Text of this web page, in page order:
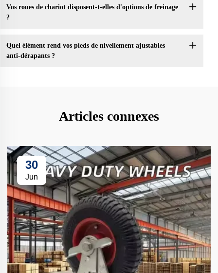
Vos roues de chariot disposent-t-elles d'options de freinage
?
Quel élément rend vos pieds de nivellement ajustables
anti-dérapants ?
Articles connexes
30
Jun